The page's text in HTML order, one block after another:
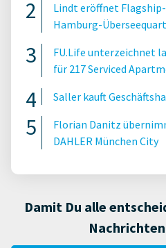
Lindt eröffnet
Hamburg-
FU.Life unterzeichnet
für 217 Serviced
Saller kauft
Florian Danitz
DAHLER München City
Damit Du alle